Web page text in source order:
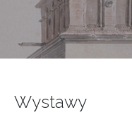
Wystawy